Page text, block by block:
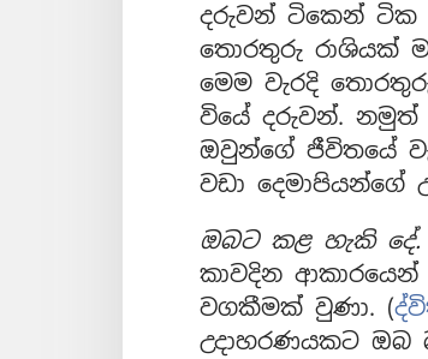
දරුවන් ටිකෙන් ටික
තොරතුරු රාශියක්
මෙම වැරදි
වියේ දරුවන්.
ඔවුන්ගේ ජීවිතයේ
වඩා දෙමාපියන්ගේ
ඔබට කළ හැකි දේ.
කාවදින ආකාරයෙන්
වගකීමක් වුණා. (
උදාහරණයකට ඔබ